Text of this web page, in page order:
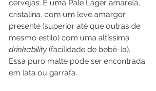
cervejas. É uma Pale Lager amarela,
cristalina, com um leve amargor
presente (superior até que outras de
mesmo estilo) com uma altíssima
drinkability (facilidade de bebê-la).
Essa puro malte pode ser encontrada
em lata ou garrafa.